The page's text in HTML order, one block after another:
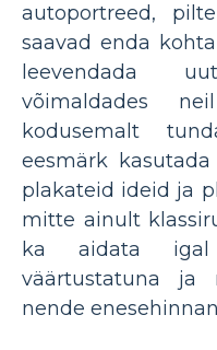
autoportreed,
saavad enda
leevendada
võimaldades
kodusemalt
eesmärk
plakateid ideid ja
mitte ainult
ka aidata
väärtustatuna ja
nende